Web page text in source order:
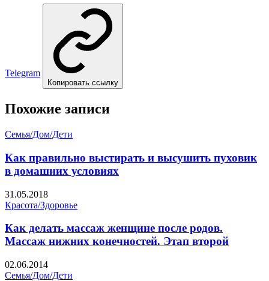
Telegram
Копировать ссылку
Похожие записи
Семья/Дом/Дети
Как правильно выстирать и высушить пуховик
в домашних условиях
31.05.2018
Красота/Здоровье
Как делать массаж женщине после родов.
Массаж нижних конечностей. Этап второй
02.06.2014
Семья/Дом/Дети